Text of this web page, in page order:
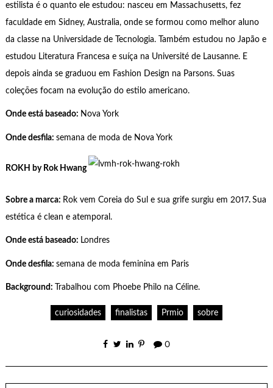
estilista é o quanto ele estudou: nasceu em Massachusetts, fez
faculdade em Sidney, Australia, onde se formou como melhor aluno
da classe na Universidade de Tecnologia. Também estudou no Japão e
estudou Literatura Francesa e suíça na Université de Lausanne. E
depois ainda se graduou em Fashion Design na Parsons. Suas
coleções focam na evolução do estilo americano.
Onde está baseado: Nova York
Onde desfila: semana de moda de Nova York
ROKH by Rok Hwang
Sobre a marca: Rok vem Coreia do Sul e sua grife surgiu em 2017. Sua
estética é clean e atemporal.
Onde está baseado: Londres
Onde desfila: semana de moda feminina em Paris
Background: Trabalhou com Phoebe Philo na Céline.
curiosidades finalistas Prmio sobre
0